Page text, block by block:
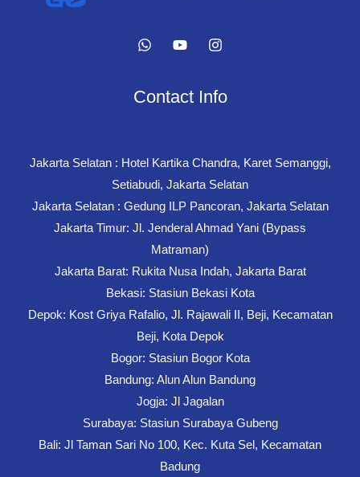
Contact Info
Jakarta Selatan : Hotel Kartika Chandra, Karet Semanggi,
Setiabudi, Jakarta Selatan
Jakarta Selatan : Gedung ILP Pancoran, Jakarta Selatan
Jakarta Timur: Jl. Jenderal Ahmad Yani (Bypass
Matraman)
Jakarta Barat: Rukita Nusa Indah, Jakarta Barat
Bekasi: Stasiun Bekasi Kota
Depok: Kost Griya Rafalio, Jl. Rajawali II, Beji, Kecamatan
Beji, Kota Depok
Bogor: Stasiun Bogor Kota
Bandung: Alun Alun Bandung
Jogja: Jl Jagalan
Surabaya: Stasiun Surabaya Gubeng
Bali: Jl Taman Sari No 100, Kec. Kuta Sel, Kecamatan
Badung